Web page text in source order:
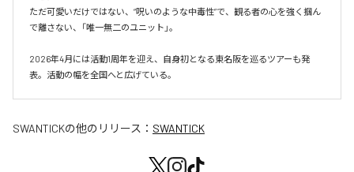
ただ可愛いだけではない、“呪いのような中毒性”で、観る者の心を強く掴ん
で離さない、「唯一無二のユニット」。
2026年4月には活動1周年を迎え、自身初となる東名阪を巡るツアーも発
表。活動の幅を全国へと広げている。
SWANTICKの他のリリース： SWANTICK